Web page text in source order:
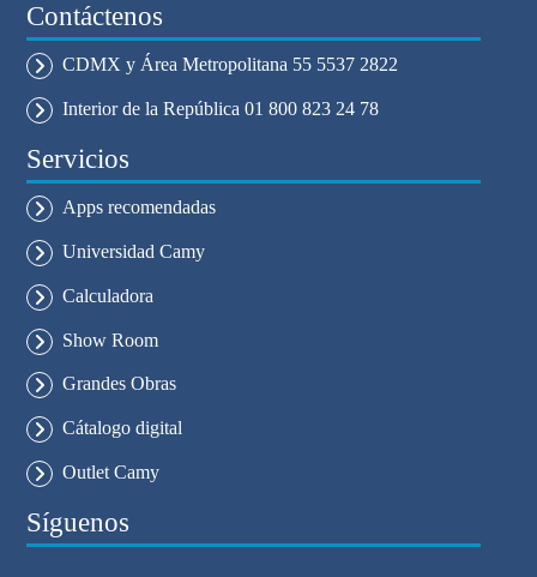
Contáctenos
CDMX y Área Metropolitana 55 5537 2822
Interior de la República 01 800 823 24 78
Servicios
Apps recomendadas
Universidad Camy
Calculadora
Show Room
Grandes Obras
Cátalogo digital
Outlet Camy
Síguenos